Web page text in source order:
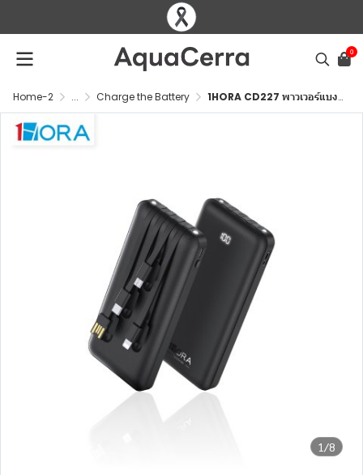
0
Home-2 ... Charge the Battery 1HORA CD227 พาวเวอร์แบงค์
1/8